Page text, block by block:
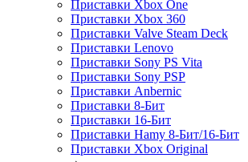
Приставки Xbox One
Приставки Xbox 360
Приставки Valve Steam Deck
Приставки Lenovo
Приставки Sony PS Vita
Приставки Sony PSP
Приставки Anbernic
Приставки 8-Бит
Приставки 16-Бит
Приставки Hamy 8-Бит/16-Бит
Приставки Xbox Original